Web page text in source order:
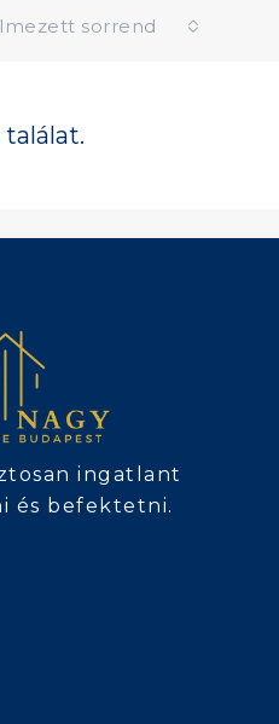
sorrend
találat.
ingatlant
és befektetni.